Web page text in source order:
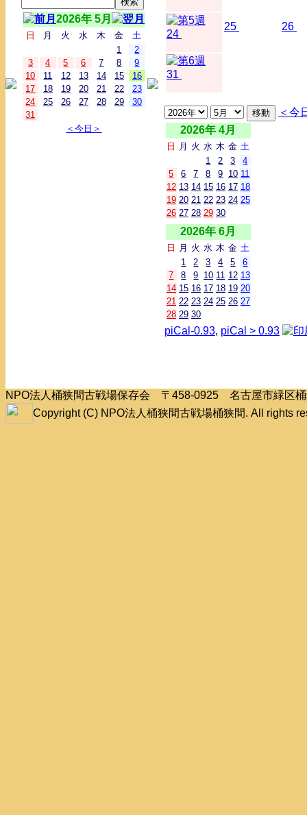
2026年 5月
日 月 火 水 木 金
土
1
2
3
4 5 6 7 8
9
10
11 12 13 14 15
16
17
18 19 20 21 22
23
24
25 26 27 28 29
30
31
＜今日＞
24
25 26
31
＜今
2026年 4月
日 月 火 水 木 金 土
1
2 3
4
5
6 7 8 9 10 11
12 13 14 15 16 17 18
19 20 21 22 23 24 25
26 27 28 29 30
2026年 6月
日 月 火 水 木 金 土
1
2 3 4 5
6
7
8 9 10 11 12 13
14 15 16 17 18 19 20
21 22 23 24 25 26 27
28 29 30
piCal-0.93, piCal > 0.93
NPO法人桶狭間古戦場保存会 〒458-0925 名古屋市緑区
Copyright (C) NPO法人桶狭間古戦場桶狭間. All rights